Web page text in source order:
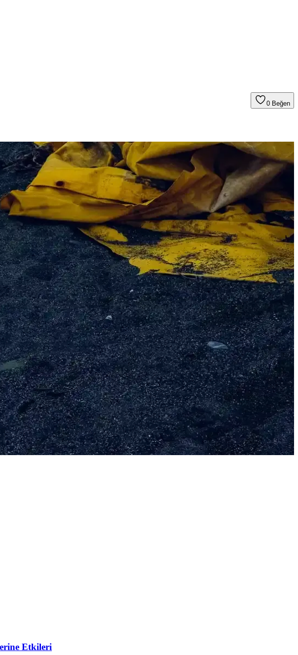
0 Beğen
yöntemleriyle restoran kalitesinde kebap hazırlayabilirsiniz.
Kaliteli et seçimiyle restoran kalitesinde lezzet yakalayın.
marine ve pişirme teknikleriyle mükemmel sonuçlar elde edin.
harika sonuçlar sağlar.
ederek, lezzetli ve sağlıklı kebaplar hazırlayabilirsiniz.
önemlidir. Bu ipuçlarıyla mükemmel kebap yapabilirsiniz.
tadıyla yemeklere eşsiz aroma ve lezzet sağlar.
Etkileri